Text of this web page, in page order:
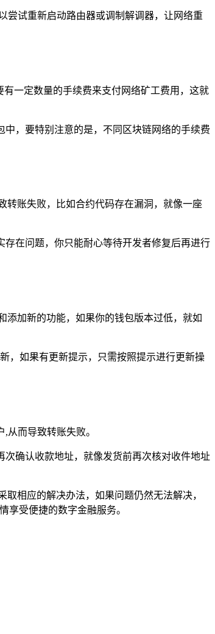
尝试重新启动路由器或调制解调器，让网络重
一定数量的手续费来支付网络矿工费用，这就
，要特别注意的是，不同区块链网络的手续费
转账失败，比如合约代码存在漏洞，就像一座
在问题，你只能耐心等待开发者修复后再进行
添加新的功能，如果你的钱包版本过低，就如
，如果有更新提示，只需按照提示进行更新操
而导致转账失败。
确认收款地址，就像发货前再次核对收件地址
相应的解决办法，如果问题仍然无法解决，
享受便捷的数字金融服务。